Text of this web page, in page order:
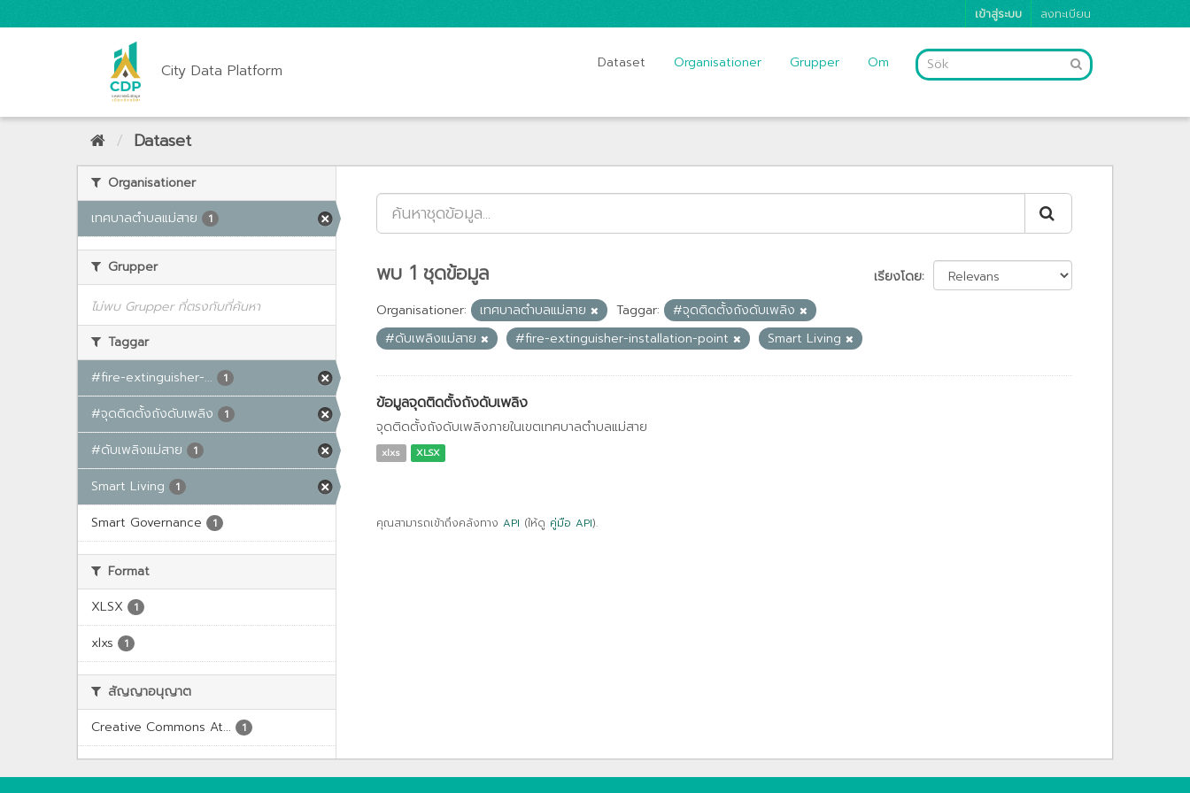
เข้าสู่ระบบ ลงทะเบียน
City Data Platform Dataset Organisationer Grupper Om
Dataset
Organisationer
เทศบาลตำบลแม่สาย
1
Grupper
ไม่พบ Grupper ที่ตรงกับที่ค้นหา
Taggar
#fire-extinguisher-...
1
#จุดติดตั้งถังดับเพลิง 1
#ดับเพลิงแม่สาย 1
Smart Living 1
Smart Governance 1
Format
XLSX
1
xlxs 1
สัญญาอนุญาต
Creative Commons At...
1
เรียงโดย
พบ 1 ชุดข้อมูล
Organisationer: เทศบาลตำบลแม่สาย Taggar:
#จุดติดตั้งถังดับเพลิง
#ดับเพลิงแม่สาย
#fire-extinguisher-installation-point Smart Living
ข้อมูลจุดติดตั้งถังดับเพลิง
จุดติดตั้งถังดับเพลิงภายในเขตเทศบาลตำบลแม่สาย
xlxs XLSX
คุณสามารถเข้าถึงคลังทาง API (ให้ดู คู่มือ API).